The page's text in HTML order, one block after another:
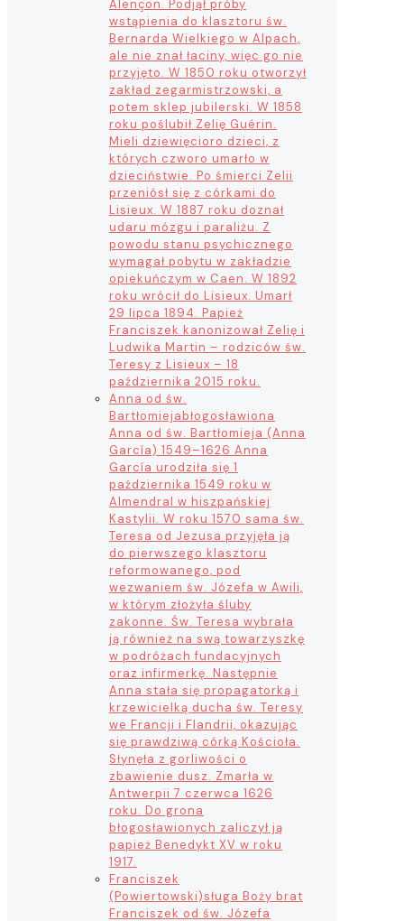
Alençon. Podjął próby
wstąpienia do klasztoru św.
Bernarda Wielkiego w Alpach,
ale nie znał łaciny, więc go nie
przyjęto. W 1850 roku otworzył
zakład zegarmistrzowski, a
potem sklep jubilerski. W 1858
roku poślubił Zelię Guérin.
Mieli dziewięcioro dzieci, z
których czworo umarło w
dzieciństwie. Po śmierci Zelii
przeniósł się z córkami do
Lisieux. W 1887 roku doznał
udaru mózgu i paraliżu. Z
powodu stanu psychicznego
wymagał pobytu w zakładzie
opiekuńczym w Caen. W 1892
roku wrócił do Lisieux. Umarł
29 lipca 1894. Papież
Franciszek kanonizował Zelię i
Ludwika Martin – rodziców św.
Teresy z Lisieux – 18
października 2015 roku.
Anna od św.
Bartłomiejabłogosławiona
Anna od św. Bartłomieja (Anna
García) 1549–1626 Anna
García urodziła się 1
października 1549 roku w
Almendral w hiszpańskiej
Kastylii. W roku 1570 sama św.
Teresa od Jezusa przyjęła ją
do pierwszego klasztoru
reformowanego, pod
wezwaniem św. Józefa w Awili,
w którym złożyła śluby
zakonne. Św. Teresa wybrała
ją również na swą towarzyszkę
w podróżach fundacyjnych
oraz infirmerkę. Następnie
Anna stała się propagatorką i
krzewicielką ducha św. Teresy
we Francji i Flandrii, okazując
się prawdziwą córką Kościoła.
Słynęła z gorliwości o
zbawienie dusz. Zmarła w
Antwerpii 7 czerwca 1626
roku. Do grona
błogosławionych zaliczył ją
papież Benedykt XV w roku
1917.
Franciszek
(Powiertowski)sługa Boży brat
Franciszek od św. Józefa